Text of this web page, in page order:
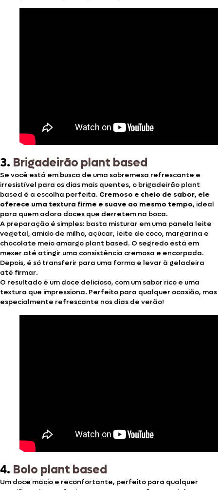
3. Brigadeirão plant based
Se você está em busca de uma sobremesa refrescante e
irresistível para os dias mais quentes, o brigadeirão plant
based é a escolha perfeita. Cremoso e cheio de sabor, ele
oferece uma textura firme e suave ao mesmo tempo, ideal
para quem adora doces que derretem na boca.
A preparação é simples: basta misturar em uma panela leite
vegetal, amido de milho, açúcar, leite de coco, margarina e
chocolate meio amargo plant based. O segredo está em
mexer até atingir uma consistência cremosa e encorpada.
Depois, é só transferir para uma forma e levar à geladeira
até firmar.
O resultado é um doce delicioso, com um sabor rico e uma
textura que impressiona. Perfeito para qualquer ocasião, mas
especialmente refrescante nos dias de verão!
4. Bolo plant based
Um doce macio e reconfortante, perfeito para qualquer